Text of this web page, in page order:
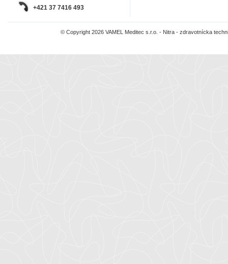
+421 37 7416 493
© Copyright 2026 VAMEL Meditec s.r.o. - Nitra - zdravotnícka